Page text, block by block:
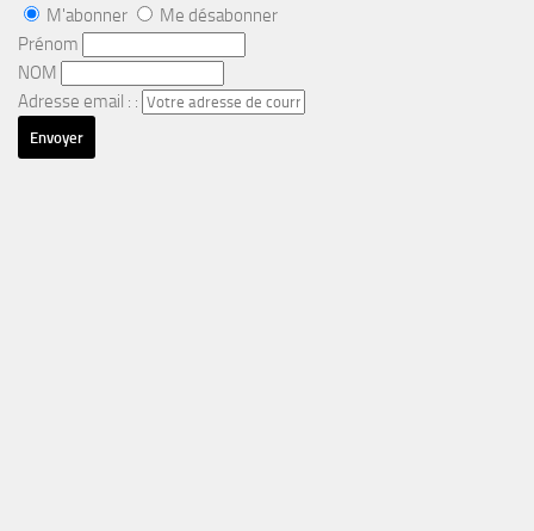
M'abonner
Me désabonner
Prénom
NOM
Adresse email : :